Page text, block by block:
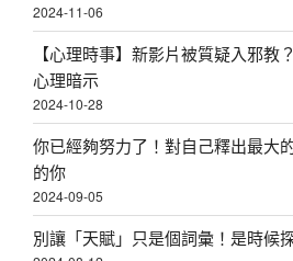
2024-11-06
【心理時事】新影片被質疑入邪教
心理暗示
2024-10-28
你已經夠努力了！對自己釋出最大
的你
2024-09-05
別讓「天賦」只是個詞彙！是時候